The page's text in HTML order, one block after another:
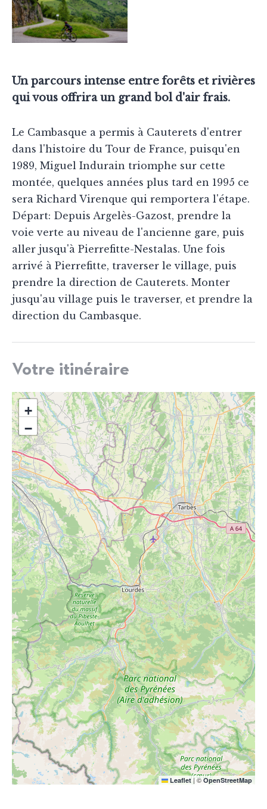
Un parcours intense entre forêts et rivières
qui vous offrira un grand bol d'air frais.
Le Cambasque a permis à Cauterets d'entrer
dans l'histoire du Tour de France, puisqu'en
1989, Miguel Indurain triomphe sur cette
montée, quelques années plus tard en 1995 ce
sera Richard Virenque qui remportera l'étape.
Départ: Depuis Argelès-Gazost, prendre la
voie verte au niveau de l'ancienne gare, puis
aller jusqu'à Pierrefitte-Nestalas. Une fois
arrivé à Pierrefitte, traverser le village, puis
prendre la direction de Cauterets. Monter
jusqu'au village puis le traverser, et prendre la
direction du Cambasque.
Votre itinéraire
+
−
Leaflet |©OpenStreetMap